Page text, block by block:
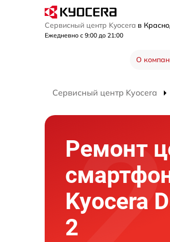
Сервисный центр Kyocera в
Ежедневно с 9:00 до 21:00
О
Сервисный центр Kyocera
Ремонт
Kyocera
2